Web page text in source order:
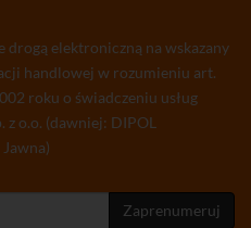
drogą elektroniczną na wskazany
handlowej w rozumieniu art.
roku o świadczeniu usług
o.o. (dawniej: DIPOL
Zaprenumeruj